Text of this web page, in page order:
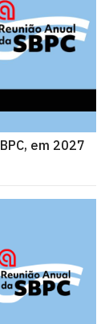
em 2027